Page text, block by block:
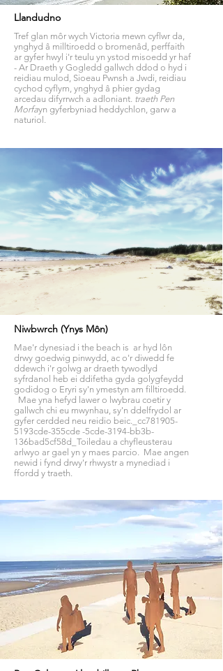
Llandudno
Tref glan môr wych Victoria mewn cyflwr da,
ynghyd â milltiroedd o bromenâd, perffaith
ar gyfer hwyl i'r teulu yn ystod misoedd yr haf
- Ar Draeth y Gogledd gallwch ddod o hyd i
reidiau mulod, Sioeau Pwnsh a Jwdi, reidiau
cychod cyflym, ynghyd â phier gydag
arcedau difyrrwch a adloniant. traeth Pen
Morfayn gyferbyniad heddychlon, garw a
naturiol.
Niwbwrch (Ynys Môn)
Mae'r dynesiad i the beach is ar hyd lôn
drwy goedwig pinwydd, ac o'r diwedd fe
ddewch i'r golwg ar draeth tywodlyd
syfrdanol heb ei ddifetha gyda golygfeydd
godidog o Eryri sy'n ymestyn am filltiroedd.
Mae yna hefyd lawer o lwybrau coetir y
gallwch chi eu mwynhau, sy'n ddelfrydol ar
gyfer cerdded neu reidio beic._cc781905-
5193cde-355cde -5cde-3194-bb3b-
136bad5cf58d_Toiledau a chyfleusterau
arlwyo ar gael yn y maes parcio. Mae angen
newid i fynd drwy'r rhwystr a mynediad i
ffordd y traeth.